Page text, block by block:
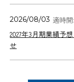
2026/08/03
2027年3月期業績予
せ